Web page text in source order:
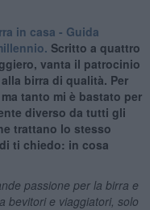
in casa - Guida
Scritto a quattro
vanta il patrocinio
birra di qualità. Per
tanto mi è bastato per
diverso da tutti gli
trattano lo stesso
ti chiedo: in cosa
passione per la birra e
bevitori e viaggiatori, solo